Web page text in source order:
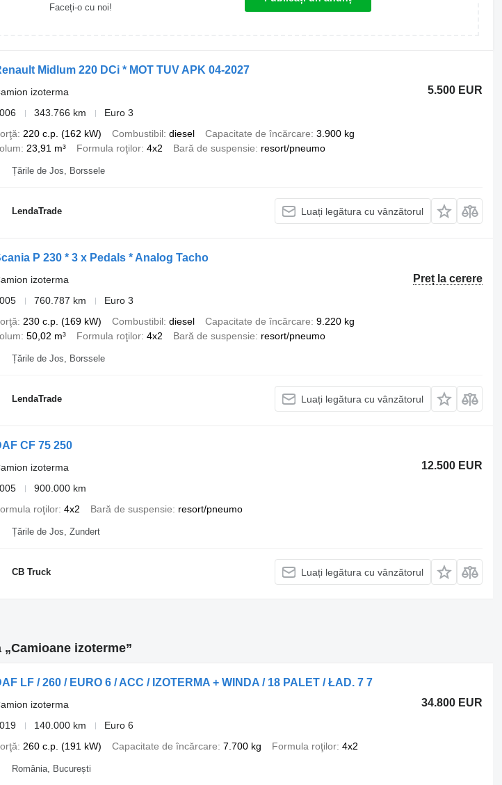
Faceți-o cu noi!
Midlum 220 DCi * MOT TUV APK 04-2027
5.500 EUR
izoterma
343.766 km
Euro 3
220 c.p. (162 kW) Combustibil diesel Capacitate de încărcare 3.900 kg
23,91 m³ Formula roţilor 4x2 Bară de suspensie resort/pneumo
Țările de Jos, Borssele
LendaTrade Luați legătura cu vânzătorul
P 230 * 3 x Pedals * Analog Tacho
Preț la cerere
izoterma
760.787 km
Euro 3
230 c.p. (169 kW) Combustibil diesel Capacitate de încărcare 9.220 kg
50,02 m³ Formula roţilor 4x2 Bară de suspensie resort/pneumo
Țările de Jos, Borssele
LendaTrade Luați legătura cu vânzătorul
CF 75 250
12.500 EUR
izoterma
900.000 km
roţilor 4x2 Bară de suspensie resort/pneumo
Țările de Jos, Zundert
CB Truck Luați legătura cu vânzătorul
izoterme”
LF / 260 / EURO 6 / ACC / IZOTERMA + WINDA / 18 PALET / ŁAD. 7 7
34.800 EUR
izoterma
140.000 km
Euro 6
260 c.p. (191 kW) Capacitate de încărcare 7.700 kg Formula roţilor 4x2
România, București